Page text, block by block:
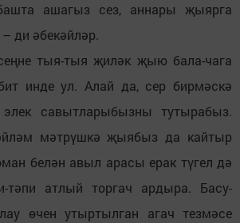
ашагыз сез, аннары җыярга
ди әбекәйләр.
тыя-тыя җиләк җыю бала-чага
инде ул. Алай да, сер бирмәскә
савытларыбызны тутырабыз.
мәтрүшкә җыябыз да кайтыр
белән авыл арасы ерак түгел дә
тәпи атлый торгач ардыра. Басу-
өчен утыртылган агач тезмәсе